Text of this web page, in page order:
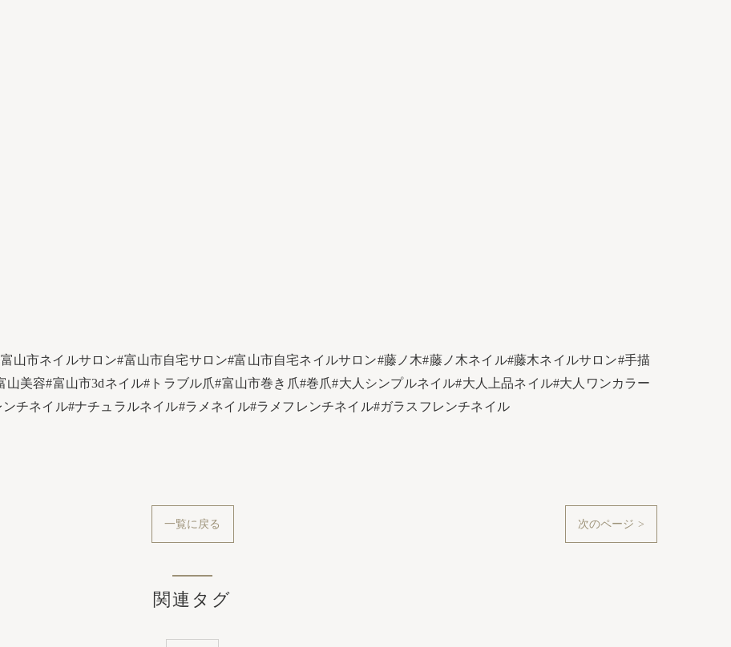
山市ネイルサロン#富山市自宅サロン#富山市自宅ネイルサロン#藤ノ木#藤ノ木ネイル#藤木ネイルサロン#手描
美容#富山市3dネイル#トラブル爪#富山市巻き爪#巻爪#大人シンプルネイル#大人上品ネイル#大人ワンカラー
チネイル#ナチュラルネイル#ラメネイル#ラメフレンチネイル#ガラスフレンチネイル
一覧に戻る 次のページ >
関連タグ